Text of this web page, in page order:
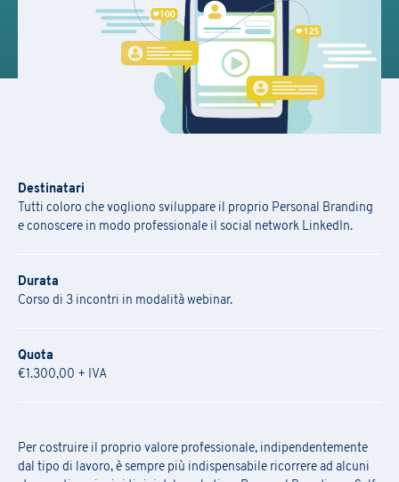
Destinatari
Tutti coloro che vogliono sviluppare il proprio Personal Branding
e conoscere in modo professionale il social network LinkedIn.
Durata
Corso di 3 incontri in modalità webinar.
Quota
€1.300,00 + IVA
Per costruire il proprio valore professionale, indipendentemente
dal tipo di lavoro, è sempre più indispensabile ricorrere ad alcuni